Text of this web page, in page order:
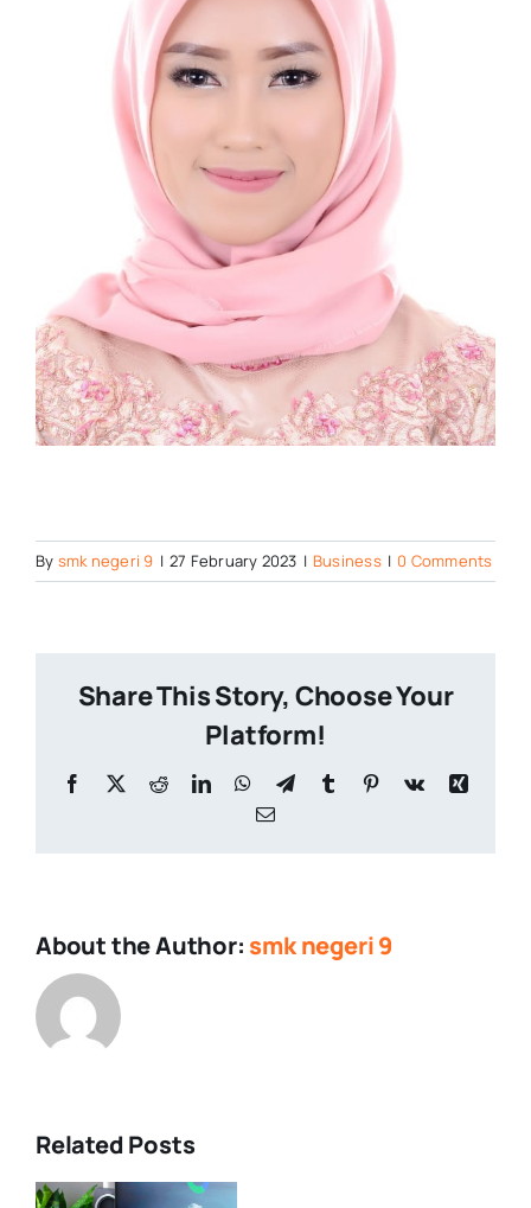
By smk negeri 9 | 27 February 2023 | Business | 0 Comments
Share This Story, Choose Your
Platform!
Facebook
X RedditLinkedInWhatsApp
TelegramTumblr Pinterest
Vk
Xing
Email
About the Author: smk negeri 9
Related Posts